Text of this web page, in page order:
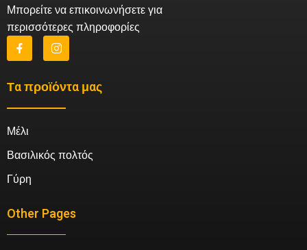
Μπορείτε να επικοινωνήσετε για
περισσότερες πληροφορίες
Τα προϊόντα μας
Μέλι
Βασιλικός πολτός
Γύρη
Other Pages